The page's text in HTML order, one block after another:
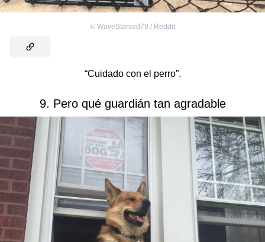
© WaveStarved79 / Reddit
“Cuidado con el perro”.
9. Pero qué guardián tan agradable